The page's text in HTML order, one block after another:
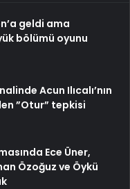
geldi ama
bölümü oyunu
Acun Ilıcalı’nın
”Otur” tepkisi
Ece Üner,
Özoğuz ve Öykü